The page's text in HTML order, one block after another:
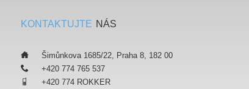
KONTAKTUJTE NÁS
Šimůnkova 1685/22, Praha 8, 182 00
+420 774 765 537
+420 774 ROKKER